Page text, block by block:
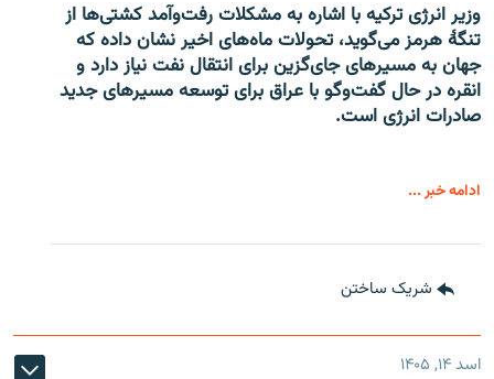
وزیر انرژی ترکیه با اشاره به مشکلات رفت‌وآمد کشتی‌ها از
تنگۀ هرمز می‌گوید، تحولات ماه‌های اخیر نشان داده که
جهان به مسیرهای جای‌گزین برای انتقال نفت نیاز دارد و
انقره در حال گفت‌وگو با عراق برای توسعه مسیرهای جدید
صادرات انرژی است.
ادامه خبر ...
شریک ساختن
اسد ۱۴, ۱۴۰۵